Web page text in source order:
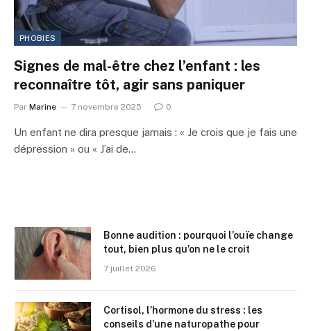
PHOBIES
Signes de mal-être chez l’enfant : les
reconnaître tôt, agir sans paniquer
Par Marine 7 novembre 2025 0
Un enfant ne dira presque jamais : « Je crois que je fais une
dépression » ou « J’ai de…
Bonne audition : pourquoi l’ouïe change
tout, bien plus qu’on ne le croit
7 juillet 2026
Cortisol, l’hormone du stress : les
conseils d’une naturopathe pour